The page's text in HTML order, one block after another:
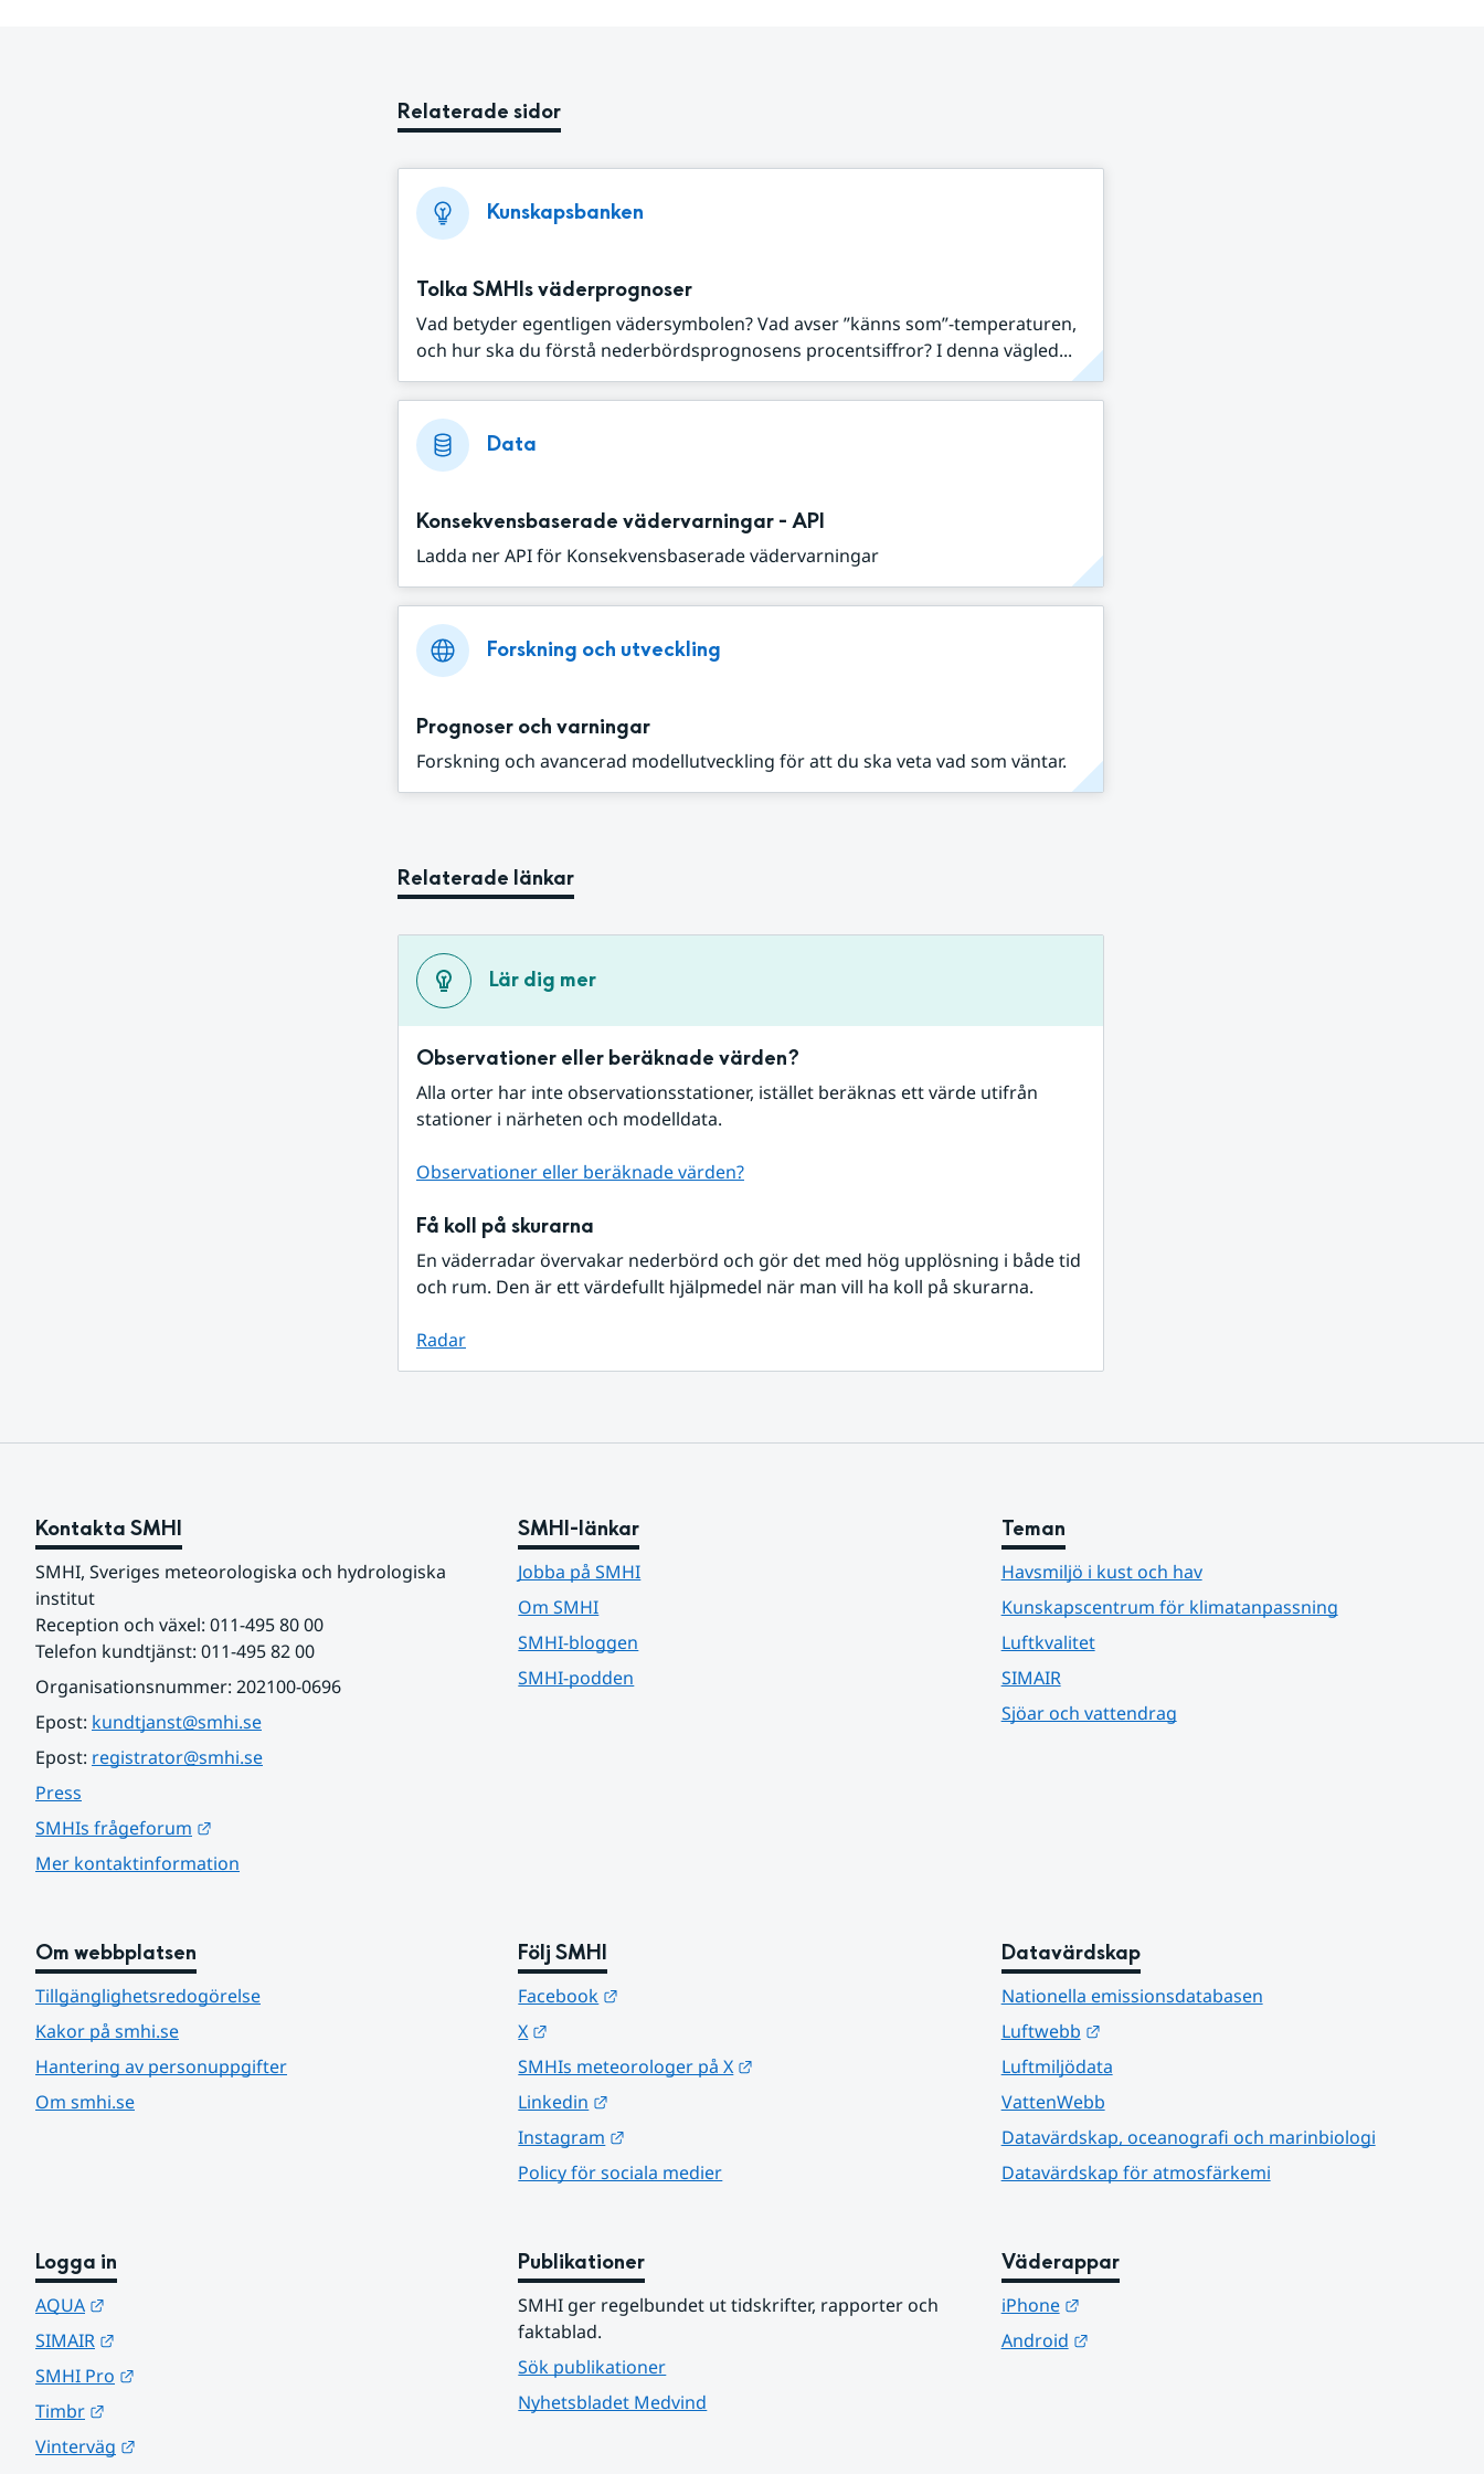
Relaterade sidor
Kunskapsbanken
Tolka SMHIs väderprognoser
Vad betyder egentligen vädersymbolen? Vad avser ”känns som”-temperaturen,
och hur ska du förstå nederbördsprognosens procentsiffror? I denna vägled...
Data
Konsekvensbaserade vädervarningar - API
Ladda ner API för Konsekvensbaserade vädervarningar
Forskning och utveckling
Prognoser och varningar
Forskning och avancerad modellutveckling för att du ska veta vad som väntar.
Relaterade länkar
Lär dig mer
Observationer eller beräknade värden?
Alla orter har inte observationsstationer, istället beräknas ett värde utifrån
stationer i närheten och modelldata.
Observationer eller beräknade värden?
Få koll på skurarna
En väderradar övervakar nederbörd och gör det med hög upplösning i både tid
och rum. Den är ett värdefullt hjälpmedel när man vill ha koll på skurarna.
Radar
Kontakta SMHI
SMHI, Sveriges meteorologiska och hydrologiska
institut
Reception och växel: 011-495 80 00
Telefon kundtjänst: 011-495 82 00
Organisationsnummer: 202100-0696
Epost: kundtjanst@smhi.se
Epost: registrator@smhi.se
Press
SMHIs frågeforum
Mer kontaktinformation
SMHI-länkar
Jobba på SMHI
Om SMHI
SMHI-bloggen
SMHI-podden
Teman
Havsmiljö i kust och hav
Kunskapscentrum för klimatanpassning
Luftkvalitet
SIMAIR
Sjöar och vattendrag
Om webbplatsen
Tillgänglighetsredogörelse
Kakor på smhi.se
Hantering av personuppgifter
Om smhi.se
Följ SMHI
Facebook
X
SMHIs meteorologer på X
Linkedin
Instagram
Policy för sociala medier
Datavärdskap
Nationella emissionsdatabasen
Luftwebb
Länk till annan webbplats.
Luftmiljödata
VattenWebb
Datavärdskap, oceanografi och marinbiologi
Datavärdskap för atmosfärkemi
Logga in
AQUA
SIMAIR
SMHI Pro
Timbr
Vinterväg
Publikationer
SMHI ger regelbundet ut tidskrifter, rapporter och
faktablad.
Sök publikationer
Nyhetsbladet Medvind
Väderappar
iPhone
Länk till annan webbplats.
Android
Länk till annan webbplats.